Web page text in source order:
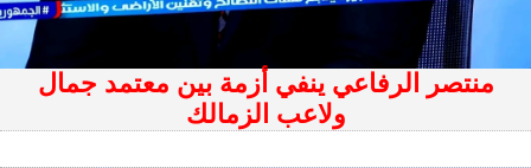
منتصر الرفاعي ينفي أزمة بين معتمد جمال
ولاعب الزمالك